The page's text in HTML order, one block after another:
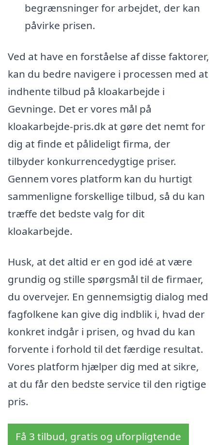
begrænsninger for arbejdet, der kan
påvirke prisen.
Ved at have en forståelse af disse faktorer,
kan du bedre navigere i processen med at
indhente tilbud på kloakarbejde i
Gevninge. Det er vores mål på
kloakarbejde-pris.dk at gøre det nemt for
dig at finde et pålideligt firma, der
tilbyder konkurrencedygtige priser.
Gennem vores platform kan du hurtigt
sammenligne forskellige tilbud, så du kan
træffe det bedste valg for dit
kloakarbejde.
Husk, at det altid er en god idé at være
grundig og stille spørgsmål til de firmaer,
du overvejer. En gennemsigtig dialog med
fagfolkene kan give dig indblik i, hvad der
konkret indgår i prisen, og hvad du kan
forvente i forhold til det færdige resultat.
Vores platform hjælper dig med at sikre,
at du får den bedste service til den rigtige
pris.
Få 3 tilbud, gratis og uforpligtende